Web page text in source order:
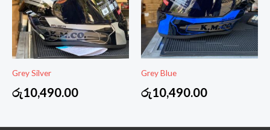
Grey Silver
රු10,490.00
Grey Blue
රු10,490.00